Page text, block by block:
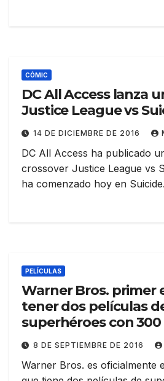
CÓMIC
DC All Access lanza
Justice League vs
14 DE DICIEMBRE DE 2016
DC All Access ha publicado
crossover Justice League vs
ha comenzado hoy en
PELÍCULAS
Warner Bros. primer
tener dos películas
superhéroes con
en Estados Unidos
8 DE SEPTIEMBRE DE 2016
Warner Bros. es oficialmente